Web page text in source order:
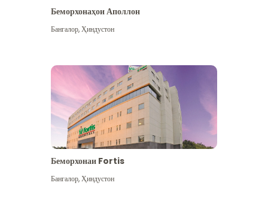
Бештар дидан
Беморхонаҳои Аполлон
Бангалор,Ҳиндустон
Беморхонаи Fortis
Бангалор,Ҳиндустон